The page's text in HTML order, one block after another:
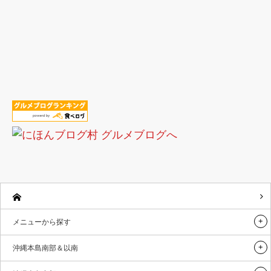
メニューから探す
沖縄本島南部＆以南